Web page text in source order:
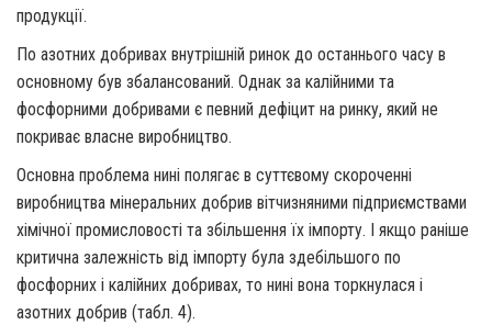
продукції.
По азотних добривах внутрішній ринок до останнього часу в
основному був збалансований. Однак за калійними та
фосфорними добривами є певний дефіцит на ринку, який не
покриває власне виробництво.
Основна проблема нині полягає в суттєвому скороченні
виробництва мінеральних добрив вітчизняними підприємствами
хімічної промисловості та збільшення їх імпорту. І якщо раніше
критична залежність від імпорту була здебільшого по
фосфорних і калійних добривах, то нині вона торкнулася і
азотних добрив (табл. 4).